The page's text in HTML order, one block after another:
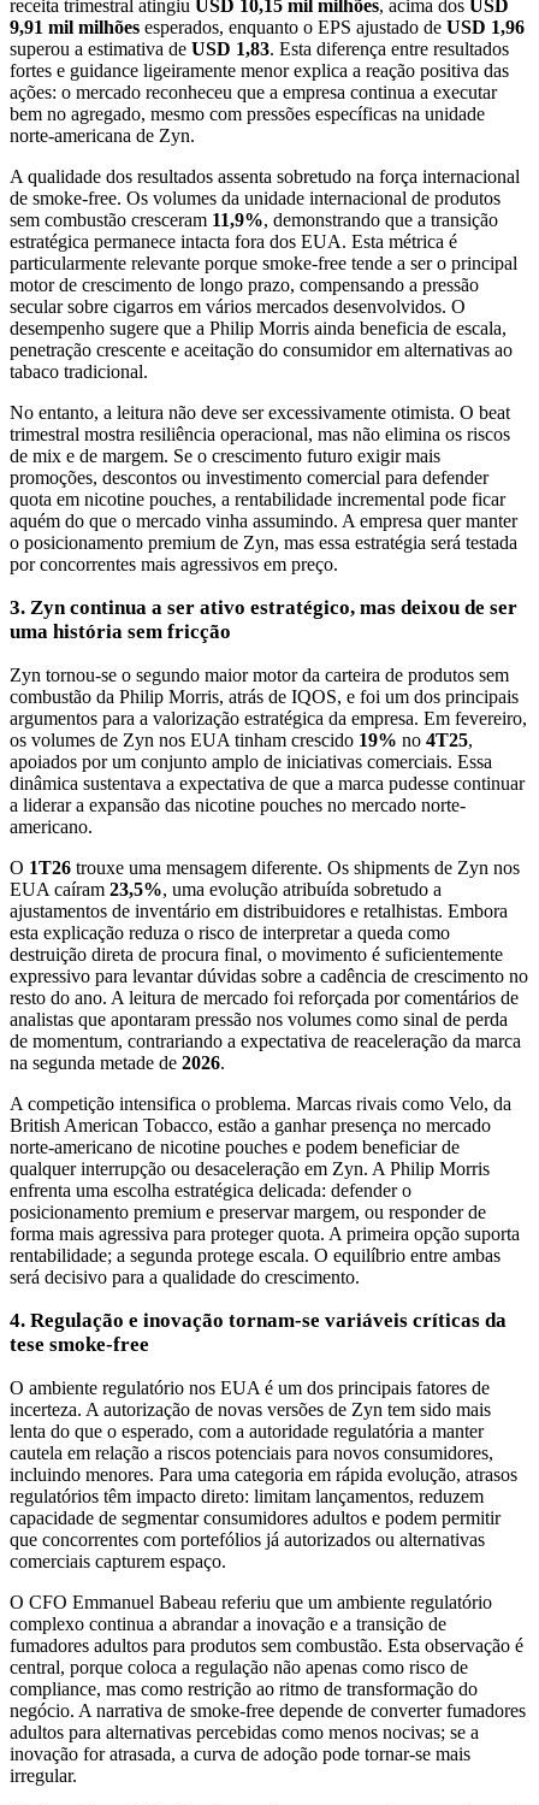
receita trimestral atingiu USD 10,15 mil milhões, acima dos USD
9,91 mil milhões esperados, enquanto o EPS ajustado de USD 1,96
superou a estimativa de USD 1,83. Esta diferença entre resultados
fortes e guidance ligeiramente menor explica a reação positiva das
ações: o mercado reconheceu que a empresa continua a executar
bem no agregado, mesmo com pressões específicas na unidade
norte-americana de Zyn.
A qualidade dos resultados assenta sobretudo na força internacional
de smoke-free. Os volumes da unidade internacional de produtos
sem combustão cresceram 11,9%, demonstrando que a transição
estratégica permanece intacta fora dos EUA. Esta métrica é
particularmente relevante porque smoke-free tende a ser o principal
motor de crescimento de longo prazo, compensando a pressão
secular sobre cigarros em vários mercados desenvolvidos. O
desempenho sugere que a Philip Morris ainda beneficia de escala,
penetração crescente e aceitação do consumidor em alternativas ao
tabaco tradicional.
No entanto, a leitura não deve ser excessivamente otimista. O beat
trimestral mostra resiliência operacional, mas não elimina os riscos
de mix e de margem. Se o crescimento futuro exigir mais
promoções, descontos ou investimento comercial para defender
quota em nicotine pouches, a rentabilidade incremental pode ficar
aquém do que o mercado vinha assumindo. A empresa quer manter
o posicionamento premium de Zyn, mas essa estratégia será testada
por concorrentes mais agressivos em preço.
3. Zyn continua a ser ativo estratégico, mas deixou de ser
uma história sem fricção
Zyn tornou-se o segundo maior motor da carteira de produtos sem
combustão da Philip Morris, atrás de IQOS, e foi um dos principais
argumentos para a valorização estratégica da empresa. Em fevereiro,
os volumes de Zyn nos EUA tinham crescido 19% no 4T25,
apoiados por um conjunto amplo de iniciativas comerciais. Essa
dinâmica sustentava a expectativa de que a marca pudesse continuar
a liderar a expansão das nicotine pouches no mercado norte-
americano.
O 1T26 trouxe uma mensagem diferente. Os shipments de Zyn nos
EUA caíram 23,5%, uma evolução atribuída sobretudo a
ajustamentos de inventário em distribuidores e retalhistas. Embora
esta explicação reduza o risco de interpretar a queda como
destruição direta de procura final, o movimento é suficientemente
expressivo para levantar dúvidas sobre a cadência de crescimento no
resto do ano. A leitura de mercado foi reforçada por comentários de
analistas que apontaram pressão nos volumes como sinal de perda
de momentum, contrariando a expectativa de reaceleração da marca
na segunda metade de 2026.
A competição intensifica o problema. Marcas rivais como Velo, da
British American Tobacco, estão a ganhar presença no mercado
norte-americano de nicotine pouches e podem beneficiar de
qualquer interrupção ou desaceleração em Zyn. A Philip Morris
enfrenta uma escolha estratégica delicada: defender o
posicionamento premium e preservar margem, ou responder de
forma mais agressiva para proteger quota. A primeira opção suporta
rentabilidade; a segunda protege escala. O equilíbrio entre ambas
será decisivo para a qualidade do crescimento.
4. Regulação e inovação tornam-se variáveis críticas da
tese smoke-free
O ambiente regulatório nos EUA é um dos principais fatores de
incerteza. A autorização de novas versões de Zyn tem sido mais
lenta do que o esperado, com a autoridade regulatória a manter
cautela em relação a riscos potenciais para novos consumidores,
incluindo menores. Para uma categoria em rápida evolução, atrasos
regulatórios têm impacto direto: limitam lançamentos, reduzem
capacidade de segmentar consumidores adultos e podem permitir
que concorrentes com portefólios já autorizados ou alternativas
comerciais capturem espaço.
O CFO Emmanuel Babeau referiu que um ambiente regulatório
complexo continua a abrandar a inovação e a transição de
fumadores adultos para produtos sem combustão. Esta observação é
central, porque coloca a regulação não apenas como risco de
compliance, mas como restrição ao ritmo de transformação do
negócio. A narrativa de smoke-free depende de converter fumadores
adultos para alternativas percebidas como menos nocivas; se a
inovação for atrasada, a curva de adoção pode tornar-se mais
irregular.